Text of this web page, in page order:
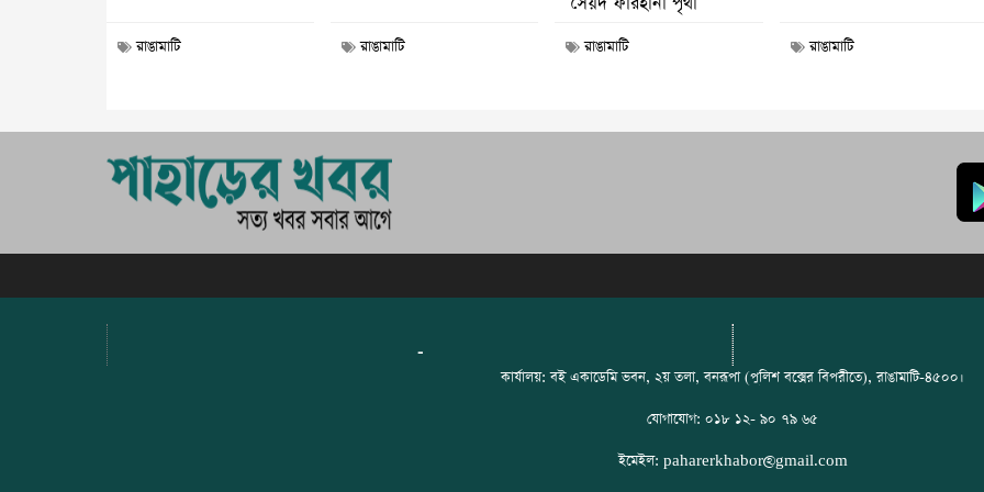
রাঙামাটি রাঙামাটি রাঙামাটি রাঙামাটি
-
কার্যালয়: বই একাডেমি ভবন, ২য় তলা, বনরূপা (পুলিশ বক্সের বিপরীতে), রাঙামাটি-৪৫০০।
যোগাযোগ: ০১৮ ১২- ৯০ ৭৯ ৬৫
ইমেইল: paharerkhabor@gmail.com